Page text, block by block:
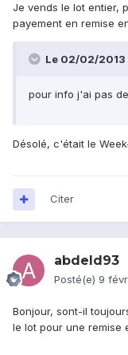
Je vends le lot entier,
payement en remise
Le 02/02/2013
pour info j'ai pas
Désolé, c'était le
Citer
abdeld93
Posté(e) 9
Bonjour, sont-il
le lot pour une remise